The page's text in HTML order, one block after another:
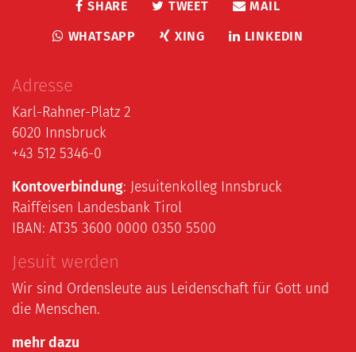
SHARE TWEET
MAIL
WHATSAPP
XING LINKEDIN
Adresse
Karl-Rahner-Platz 2
6020 Innsbruck
+43 512 5346-0
Kontoverbindung: Jesuitenkolleg Innsbruck
Raiffeisen Landesbank Tirol
IBAN: AT35 3600 0000 0350 5500
Jesuit werden
Wir sind Ordensleute aus Leidenschaft für Gott und
die Menschen.
mehr dazu